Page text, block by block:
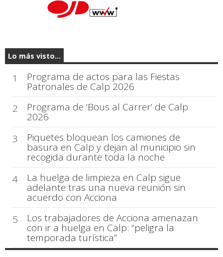
Lo más visto...
1 Programa de actos para las Fiestas
Patronales de Calp 2026
2
Programa de ‘Bous al Carrer’ de Calp
2026
3
Piquetes bloquean los camiones de
basura en Calp y dejan al municipio sin
recogida durante toda la noche
4
La huelga de limpieza en Calp sigue
adelante tras una nueva reunión sin
acuerdo con Acciona
5
Los trabajadores de Acciona amenazan
con ir a huelga en Calp: “peligra la
temporada turística”